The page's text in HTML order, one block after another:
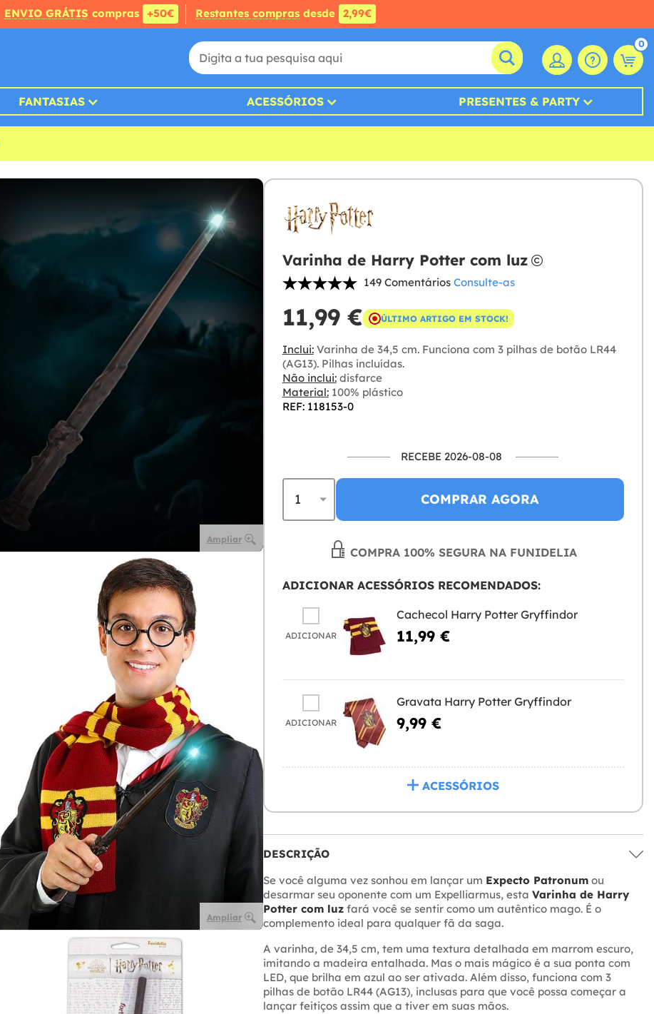
ENVIO GRÁTIS compras +50€ Restantes compras desde 2,99€
0
FANTASIAS ACESSÓRIOS PRESENTES & PARTY
Ampliar
Ampliar
Varinha de Harry Potter com luz
149 Comentários Consulte-as
11,99 € ÚLTIMO ARTIGO EM STOCK!
Inclui:Varinha de 34,5 cm. Funciona com 3 pilhas de botão LR44
(AG13). Pilhas incluídas.
Não inclui:disfarce
Material:100% plástico
REF: 118153-0
RECEBE 2026-08-08
COMPRAR AGORA
COMPRA 100% SEGURA NA FUNIDELIA
ADICIONAR ACESSÓRIOS RECOMENDADOS:
ADICIONAR
Cachecol Harry Potter Gryffindor
11,99 €
ADICIONAR
Gravata Harry Potter Gryffindor
9,99 €
ACESSÓRIOS
DESCRIÇÃO
Se você alguma vez sonhou em lançar um Expecto Patronumou
desarmar seu oponente com um Expelliarmus, esta Varinha de Harry
Potter com luzfará você se sentir como um autêntico mago. É o
complemento ideal para qualquer fã da saga.
A varinha, de 34,5 cm, tem uma textura detalhada em marrom escuro,
imitando a madeira entalhada. Mas o mais mágico é a sua ponta com
LED, que brilha em azul ao ser ativada. Além disso, funciona com 3
pilhas de botão LR44 (AG13), inclusas para que você possa começar a
lançar feitiços assim que a tiver em suas mãos.